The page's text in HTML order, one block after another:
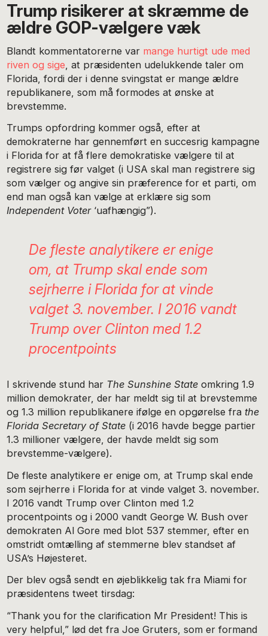
Trump risikerer at skræmme de
ældre GOP-vælgere væk
Blandt kommentatorerne var mange hurtigt ude med
riven og sige , at præsidenten udelukkende taler om
Florida, fordi der i denne svingstat er mange ældre
republikanere, som må formodes at ønske at
brevstemme.
Trumps opfordring kommer også, efter at
demokraterne har gennemført en succesrig kampagne
i Florida for at få flere demokratiske vælgere til at
registrere sig før valget (i USA skal man registrere sig
som vælger og angive sin præference for et parti, om
end man også kan vælge at erklære sig som
Independent Voter‘uafhængig”).
De fleste analytikere er enige
om, at Trump skal ende som
sejrherre i Florida for at vinde
valget 3. november. I 2016 vandt
Trump over Clinton med 1.2
procentpoints
I skrivende stund har The Sunshine State omkring 1.9
million demokrater, der har meldt sig til at brevstemme
og 1.3 million republikanere ifølge en opgørelse frathe
Florida Secretary of State (i 2016 havde begge partier
1.3 millioner vælgere, der havde meldt sig som
brevstemme-vælgere).
De fleste analytikere er enige om, at Trump skal ende
som sejrherre i Florida for at vinde valget 3. november.
I 2016 vandt Trump over Clinton med 1.2
procentpoints og i 2000 vandt George W. Bush over
demokraten Al Gore med blot 537 stemmer, efter en
omstridt omtælling af stemmerne blev standset af
USA’s Højesteret.
Der blev også sendt en øjeblikkelig tak fra Miami for
præsidentens tweet tirsdag:
“Thank you for the clarification Mr President! This is
very helpful,” lød det fra Joe Gruters, som er formand